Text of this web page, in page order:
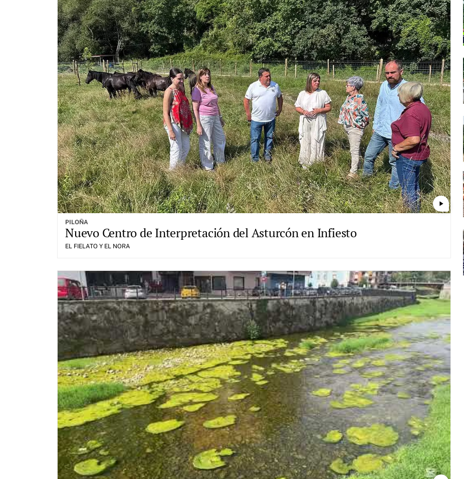
play_arrow
PILOÑA
Nuevo Centro de Interpretación del Asturcón en Infiesto
EL FIELATO Y EL NORA